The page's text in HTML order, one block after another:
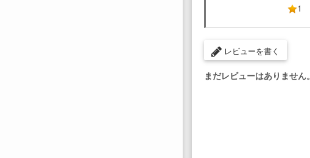
1
レビューを書く
まだレビューはありません。